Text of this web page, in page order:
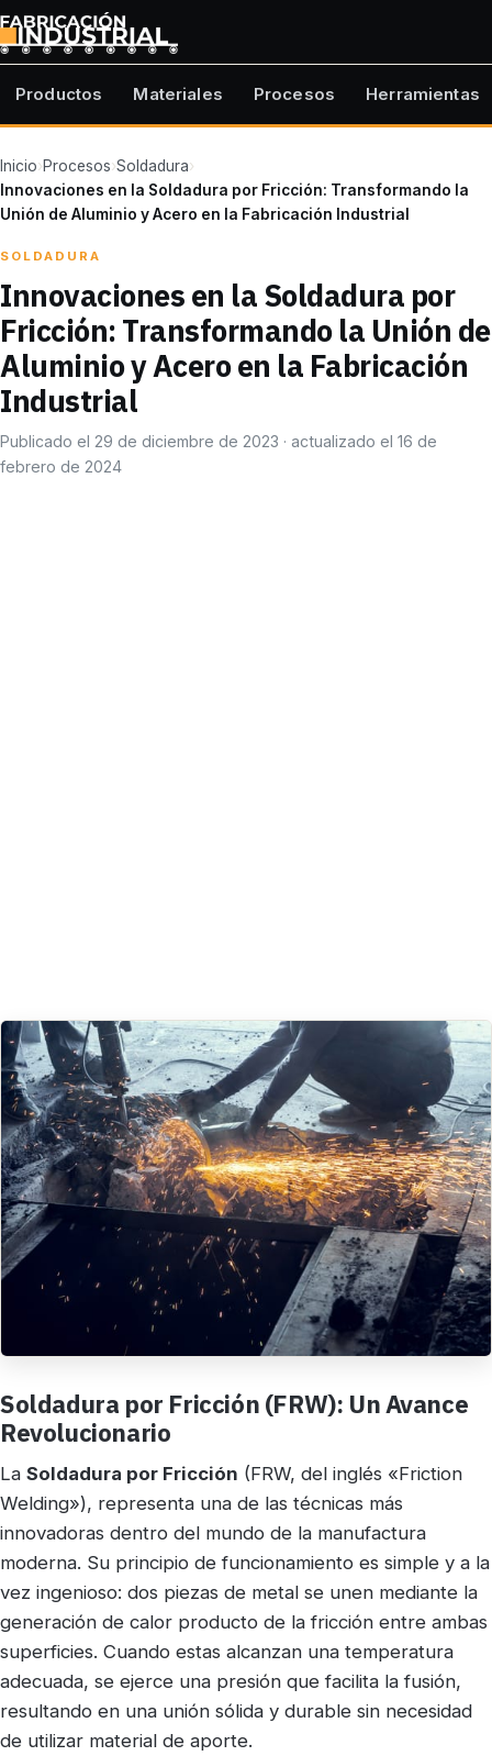
Productos Materiales Procesos Herramientas
Inicio›Procesos›Soldadura›
Innovaciones en la Soldadura por Fricción: Transformando la
Unión de Aluminio y Acero en la Fabricación Industrial
SOLDADURA
Innovaciones en la Soldadura por
Fricción: Transformando la Unión de
Aluminio y Acero en la Fabricación
Industrial
Publicado el 29 de diciembre de 2023 · actualizado el 16 de
febrero de 2024
Soldadura por Fricción (FRW): Un Avance
Revolucionario
La Soldadura por Fricción (FRW, del inglés «Friction
Welding»), representa una de las técnicas más
innovadoras dentro del mundo de la manufactura
moderna. Su principio de funcionamiento es simple y a la
vez ingenioso: dos piezas de metal se unen mediante la
generación de calor producto de la fricción entre ambas
superficies. Cuando estas alcanzan una temperatura
adecuada, se ejerce una presión que facilita la fusión,
resultando en una unión sólida y durable sin necesidad
de utilizar material de aporte.